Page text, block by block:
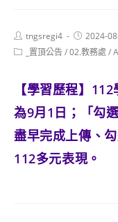
Post
author:
tngsregi4
Post
published:
2024-
Post _置頂公告/02.教務處 /
【學習歷程】
為9月1日；「勾
盡早完成上傳、
112多元表現。